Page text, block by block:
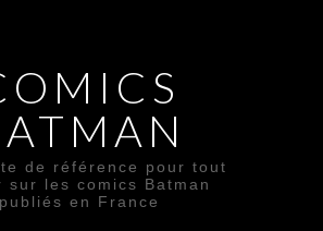
de référence pour tout
sur les comics Batman
publiés en France